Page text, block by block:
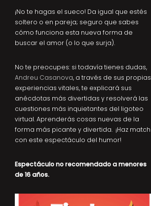
¡No te hagas el sueco! Da igual que estés
soltero o en pareja; seguro que sabes
cómo funciona esta nueva forma de
buscar el amor (o lo que surja).
No te preocupes: si todavía tienes dudas,
Andreu Casanova, a través de sus propias
experiencias vitales, te explicará sus
anécdotas más divertidas y resolverá las
cuestiones más inquietantes del ligoteo
virtual. Aprenderás cosas nuevas de la
forma más picante y divertida. ¡Haz match
con este espectáculo del humor!
Espectáculo no recomendado a menores
de 16 años.